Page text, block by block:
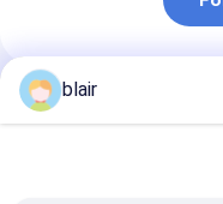
Empfohlene Produkte
blair